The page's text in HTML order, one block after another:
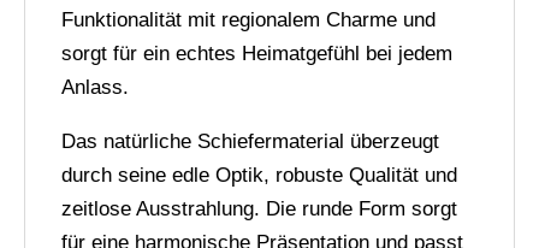
Funktionalität mit regionalem Charme und
sorgt für ein echtes Heimatgefühl bei jedem
Anlass.
Das natürliche Schiefermaterial überzeugt
durch seine edle Optik, robuste Qualität und
zeitlose Ausstrahlung. Die runde Form sorgt
für eine harmonische Präsentation und passt